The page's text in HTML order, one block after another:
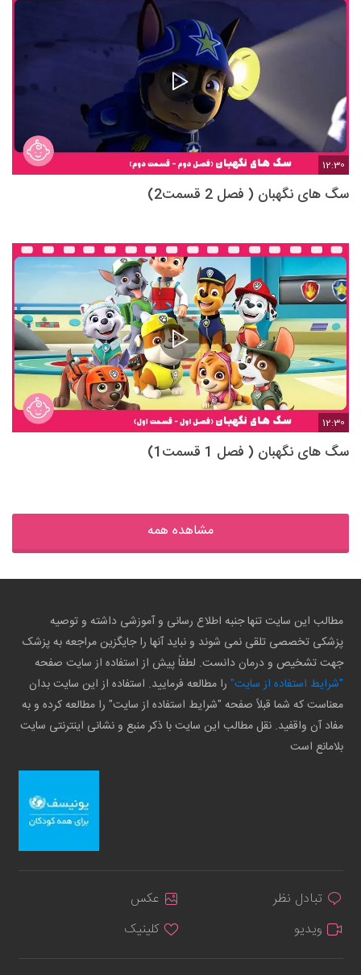
12:30
سگ های نگهبان ( فصل 2 قسمت2)
12:30
سگ های نگهبان ( فصل 1 قسمت1)
مشاهده همه
مطالب این سایت تنها جنبه اطلاع رسانی و آموزشی داشته و توصیه
پزشکی تخصصی تلقی نمی شوند و نباید آنها را جایگزین مراجعه به پزشک
جهت تشخیص و درمان دانست. لطفاً پیش از استفاده از سایت صفحه
"شرایط استفاده از سایت" را مطالعه فرمایید. استفاده از این سایت بدان
معناست که شما قبلاً صفحه "شرایط استفاده از سایت" را مطالعه کرده و به
مفاد آن واقفید. نقل مطالب این سایت با ذکر منبع و نشانی اینترنتی سایت
بلامانع است
تبادل نظر
عکس
ویدیو
کلینیک